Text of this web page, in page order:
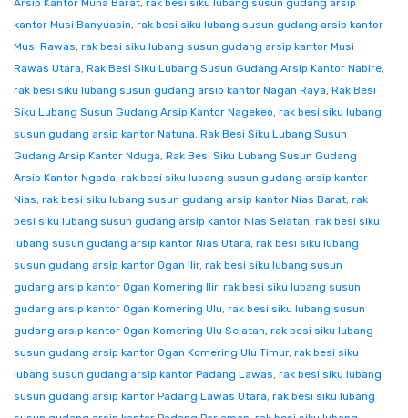
Arsip Kantor Muna Barat, rak besi siku lubang susun gudang arsip
kantor Musi Banyuasin, rak besi siku lubang susun gudang arsip kantor
Musi Rawas, rak besi siku lubang susun gudang arsip kantor Musi
Rawas Utara, Rak Besi Siku Lubang Susun Gudang Arsip Kantor Nabire,
rak besi siku lubang susun gudang arsip kantor Nagan Raya, Rak Besi
Siku Lubang Susun Gudang Arsip Kantor Nagekeo, rak besi siku lubang
susun gudang arsip kantor Natuna, Rak Besi Siku Lubang Susun
Gudang Arsip Kantor Nduga, Rak Besi Siku Lubang Susun Gudang
Arsip Kantor Ngada, rak besi siku lubang susun gudang arsip kantor
Nias, rak besi siku lubang susun gudang arsip kantor Nias Barat, rak
besi siku lubang susun gudang arsip kantor Nias Selatan, rak besi siku
lubang susun gudang arsip kantor Nias Utara, rak besi siku lubang
susun gudang arsip kantor Ogan Ilir, rak besi siku lubang susun
gudang arsip kantor Ogan Komering Ilir, rak besi siku lubang susun
gudang arsip kantor Ogan Komering Ulu, rak besi siku lubang susun
gudang arsip kantor Ogan Komering Ulu Selatan, rak besi siku lubang
susun gudang arsip kantor Ogan Komering Ulu Timur, rak besi siku
lubang susun gudang arsip kantor Padang Lawas, rak besi siku lubang
susun gudang arsip kantor Padang Lawas Utara, rak besi siku lubang